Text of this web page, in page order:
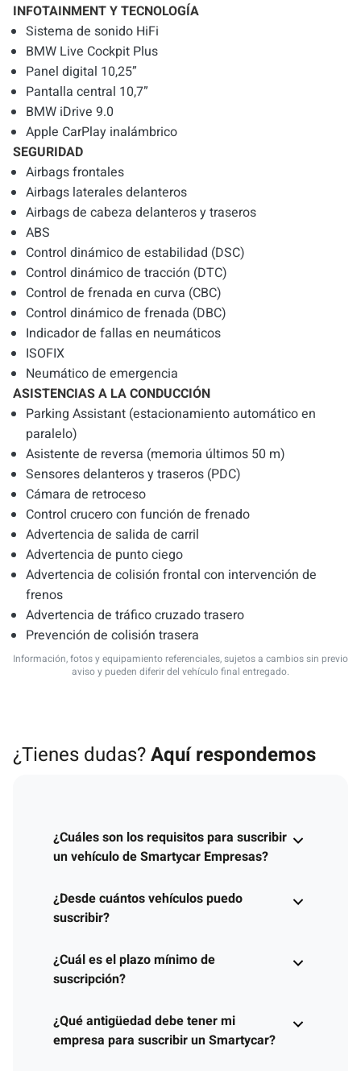
INFOTAINMENT Y TECNOLOGÍA
Sistema de sonido HiFi
BMW Live Cockpit Plus
Panel digital 10,25”
Pantalla central 10,7”
BMW iDrive 9.0
Apple CarPlay inalámbrico
SEGURIDAD
Airbags frontales
Airbags laterales delanteros
Airbags de cabeza delanteros y traseros
ABS
Control dinámico de estabilidad (DSC)
Control dinámico de tracción (DTC)
Control de frenada en curva (CBC)
Control dinámico de frenada (DBC)
Indicador de fallas en neumáticos
ISOFIX
Neumático de emergencia
ASISTENCIAS A LA CONDUCCIÓN
Parking Assistant (estacionamiento automático en
paralelo)
Asistente de reversa (memoria últimos 50 m)
Sensores delanteros y traseros (PDC)
Cámara de retroceso
Control crucero con función de frenado
Advertencia de salida de carril
Advertencia de punto ciego
Advertencia de colisión frontal con intervención de
frenos
Advertencia de tráfico cruzado trasero
Prevención de colisión trasera
Información, fotos y equipamiento referenciales, sujetos a cambios sin previo
aviso y pueden diferir del vehículo final entregado.
¿Tienes dudas?Aquí respondemos
¿Cuáles son los requisitos para suscribir
un vehículo de Smartycar Empresas?
¿Desde cuántos vehículos puedo
suscribir?
¿Cuál es el plazo mínimo de
suscripción?
¿Qué antigüedad debe tener mi
empresa para suscribir un Smartycar?